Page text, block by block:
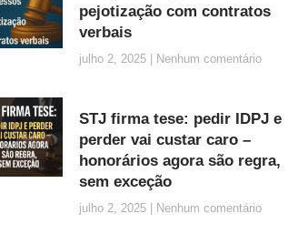
pejotização com contratos
verbais
julho 2, 2025 Nenhum comentário
STJ firma tese: pedir IDPJ e
perder vai custar caro –
honorários agora são regra,
sem exceção
julho 2, 2025 Nenhum comentário